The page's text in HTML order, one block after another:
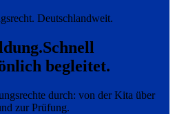
Deutschlandweit.
Schnell
begleitet.
durch: von der Kita über
zur Prüfung.